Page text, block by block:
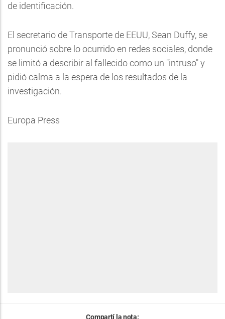
de identificación.
El secretario de Transporte de EEUU, Sean Duffy, se
pronunció sobre lo ocurrido en redes sociales, donde
se limitó a describir al fallecido como un "intruso" y
pidió calma a la espera de los resultados de la
investigación.
Europa Press
Compartí la nota: